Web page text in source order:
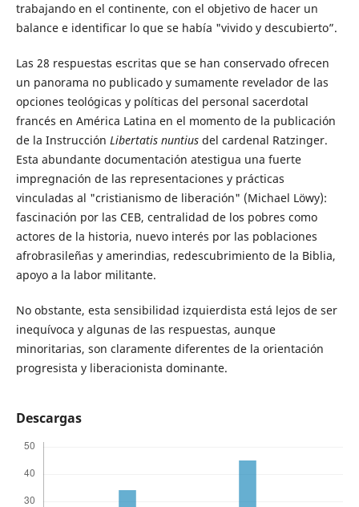
trabajando en el continente, con el objetivo de hacer un
balance e identificar lo que se había "vivido y descubierto”.
Las 28 respuestas escritas que se han conservado ofrecen
un panorama no publicado y sumamente revelador de las
opciones teológicas y políticas del personal sacerdotal
francés en América Latina en el momento de la publicación
de la Instrucción Libertatis nuntiusdel cardenal Ratzinger.
Esta abundante documentación atestigua una fuerte
impregnación de las representaciones y prácticas
vinculadas al "cristianismo de liberación" (Michael Löwy):
fascinación por las CEB, centralidad de los pobres como
actores de la historia, nuevo interés por las poblaciones
afrobrasileñas y amerindias, redescubrimiento de la Biblia,
apoyo a la labor militante.
No obstante, esta sensibilidad izquierdista está lejos de ser
inequívoca y algunas de las respuestas, aunque
minoritarias, son claramente diferentes de la orientación
progresista y liberacionista dominante.
Descargas